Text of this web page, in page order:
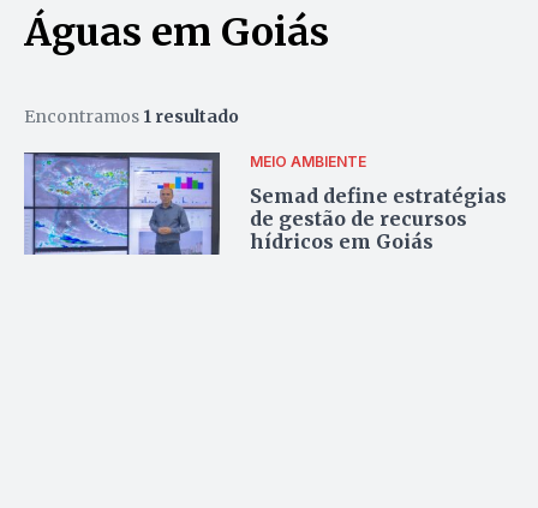
Águas em Goiás
Encontramos 1 resultado
MEIO AMBIENTE
Semad define estratégias
de gestão de recursos
hídricos em Goiás